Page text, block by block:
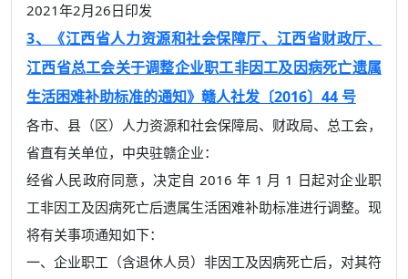
2021年2月26日印发
3、《江西省人力资源和社会保障厅、江西省财政厅、
江西省总工会关于调整企业职工非因工及因病死亡遗属
生活困难补助标准的通知》赣人社发〔2016〕44 号
各市、县（区）人力资源和社会保障局、财政局、总工会，
省直有关单位，中央驻赣企业：
经省人民政府同意，决定自 2016 年 1 月 1 日起对企业职
工非因工及因病死亡后遗属生活困难补助标准进行调整。现
将有关事项通知如下：
一、企业职工（含退休人员）非因工及因病死亡后，对其符